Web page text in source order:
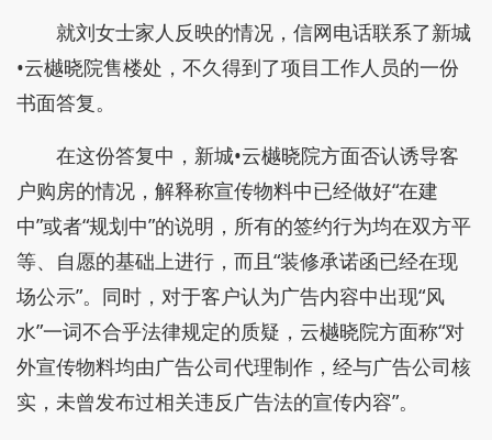
就刘女士家人反映的情况，信网电话联系了新城
•云樾晓院售楼处，不久得到了项目工作人员的一份
书面答复。
在这份答复中，新城•云樾晓院方面否认诱导客
户购房的情况，解释称宣传物料中已经做好“在建
中”或者“规划中”的说明，所有的签约行为均在双方平
等、自愿的基础上进行，而且“装修承诺函已经在现
场公示”。同时，对于客户认为广告内容中出现“风
水”一词不合乎法律规定的质疑，云樾晓院方面称“对
外宣传物料均由广告公司代理制作，经与广告公司核
实，未曾发布过相关违反广告法的宣传内容”。